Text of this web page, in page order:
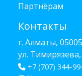
Партнёрам
Контакты
г. Алматы,
ул.
+7 (707) 344-